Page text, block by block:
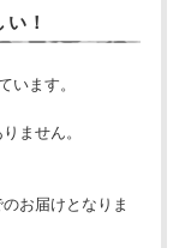
！
います。
ません。
お届けとなりま